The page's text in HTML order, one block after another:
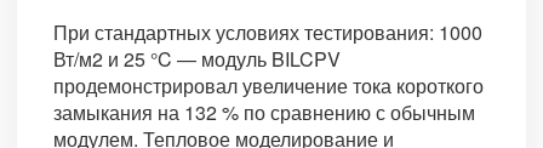
При стандартных условиях тестирования: 1000
Вт/м2 и 25 °C — модуль BILCPV
продемонстрировал увеличение тока короткого
замыкания на 132 % по сравнению с обычным
модулем. Тепловое моделирование и